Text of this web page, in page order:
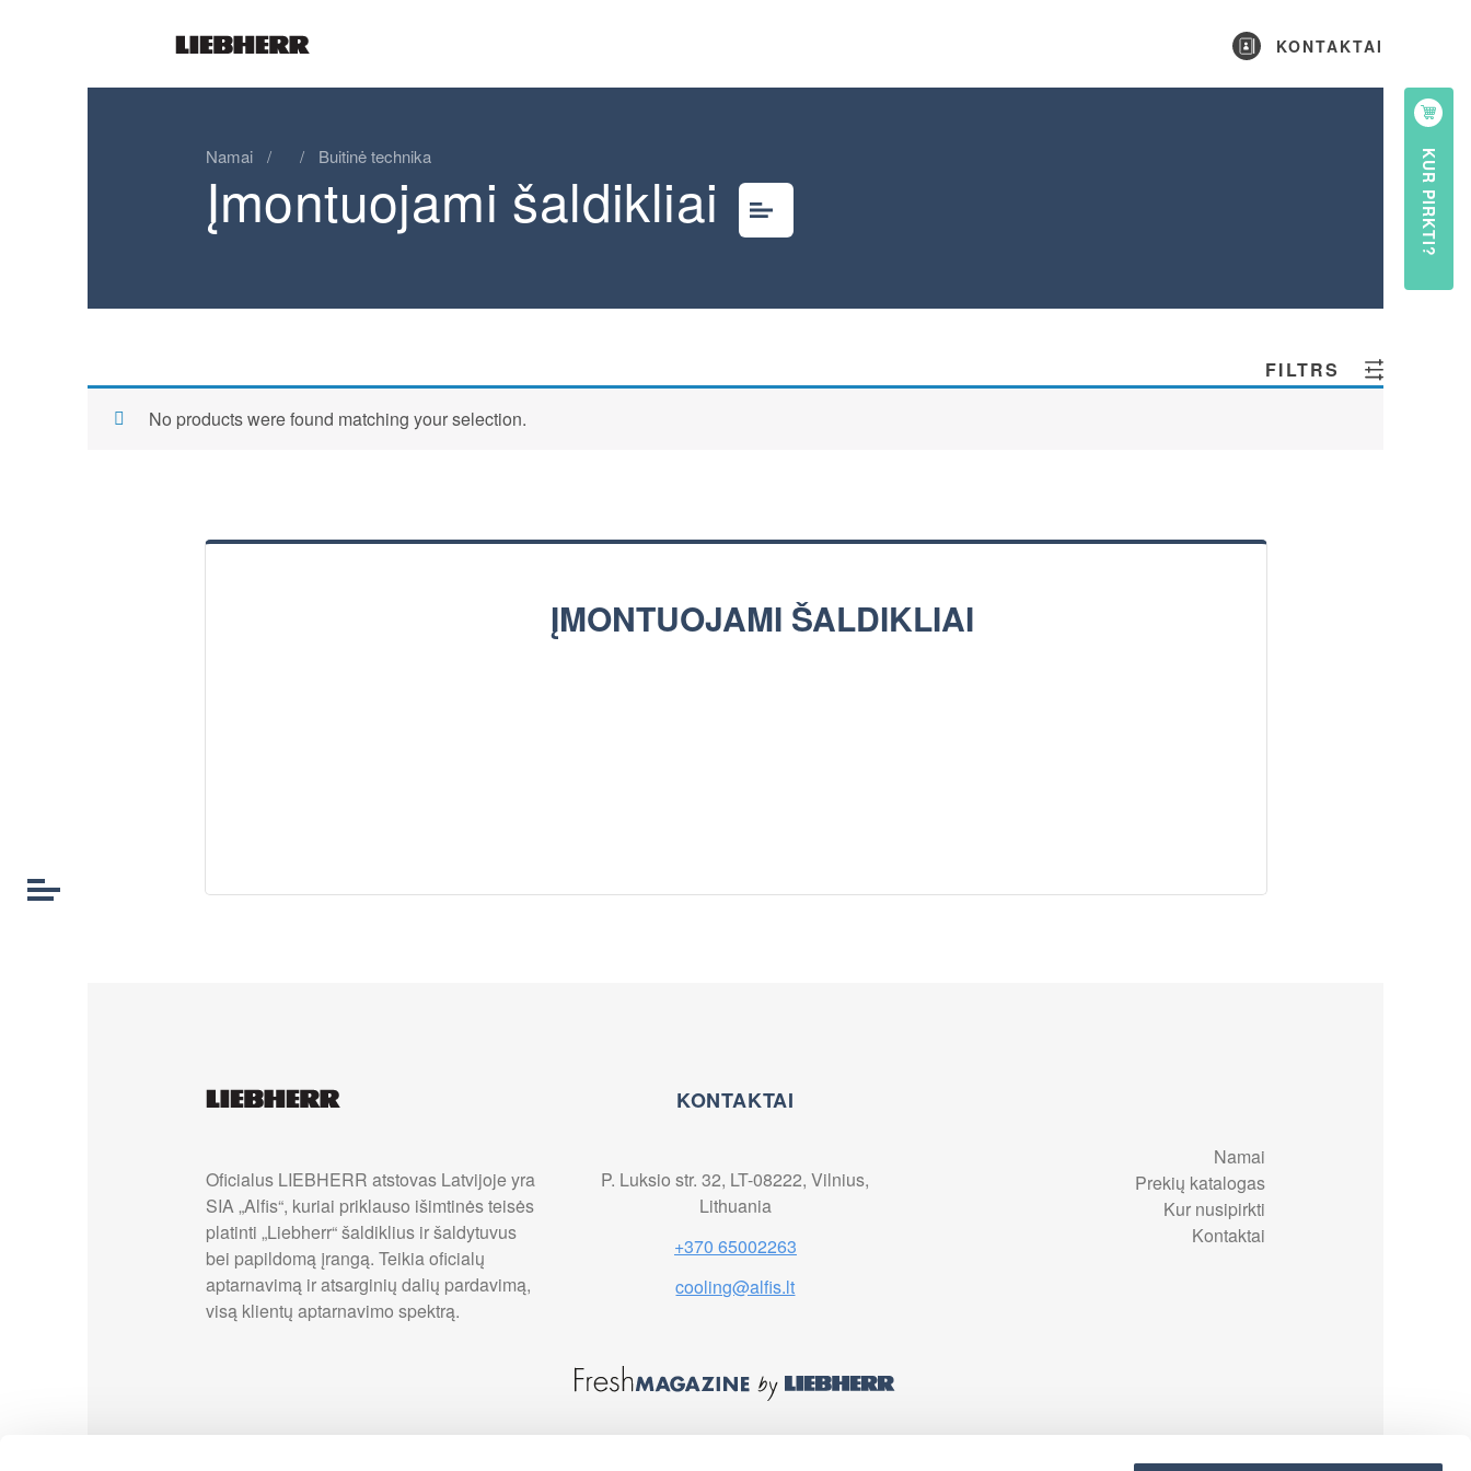
KUR PIRKTI?
KONTAKTAI
Namai / / Buitinė technika
Įmontuojami šaldikliai
FILTRS
No products were found matching your selection.
ĮMONTUOJAMI ŠALDIKLIAI
Oficialus LIEBHERR atstovas Latvijoje yra
SIA „Alfis“, kuriai priklauso išimtinės teisės
platinti „Liebherr“ šaldiklius ir šaldytuvus
bei papildomą įrangą. Teikia oficialų
aptarnavimą ir atsarginių dalių pardavimą,
visą klientų aptarnavimo spektrą.
KONTAKTAI
P. Luksio str. 32, LT-08222, Vilnius,
Lithuania
+370 65002263
cooling@alfis.lt
Namai
Prekių katalogas
Kur nusipirkti
Kontaktai